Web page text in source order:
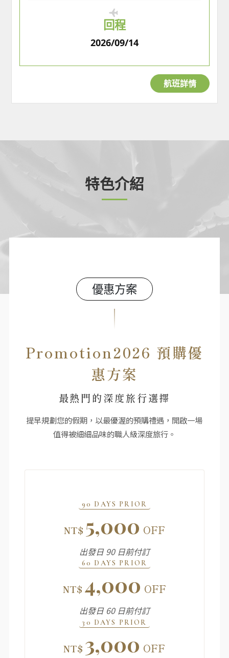
回程
2026/09/14
航班詳情
特色介紹
優惠方案
Promotion2026 預購優
惠方案
最熱門的深度旅行選擇
提早規劃您的假期，以最優渥的預購禮遇，開啟一場
值得被細細品味的職人級深度旅行。
90 DAYS PRIOR
NT$ 5,000 OFF
出發日 90 日前付訂
60 DAYS PRIOR
NT$ 4,000 OFF
出發日 60 日前付訂
30 DAYS PRIOR
NT$ 3,000 OFF